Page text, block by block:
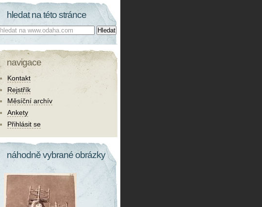
hledat na této stránce
Co hledat:
navigace
Kontakt
Rejstřík
Měsíční archív
Ankety
Přihlásit se
náhodně vybrané obrázky